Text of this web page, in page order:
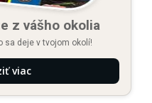
z vášho okolia
sa deje v tvojom okolí!
viac